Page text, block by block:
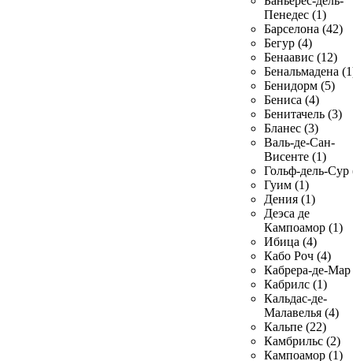
Пенедес (1)
Барселона (42)
Бегур (4)
Бенаавис (12)
Бенальмадена
Бенидорм (5)
Бениса (4)
Бенитачель (3)
Бланес (3)
Валь-де-Сан-
Висенте (1)
Гольф-дель-Сур
Гуим (1)
Дения (1)
Деэса де
Кампоамор (1)
Ибица (4)
Кабо Роч (4)
Кабрера-де-Мар
Кабрилс (1)
Кальдас-де-
Малавелья (4)
Кальпе (22)
Камбрильс (2)
Кампоамор (1)